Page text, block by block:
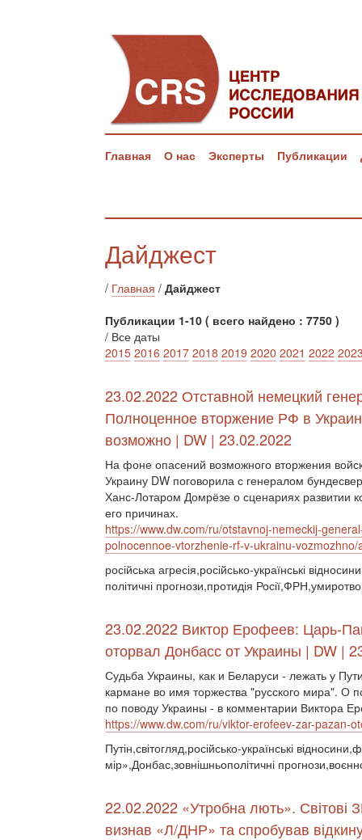
Главная О нас Эксперты Публикации
Дайджест
/ Главная / Дайджест
Публикации 1-10 ( всего найдено : 7750 )
/ Все даты
2015 2016 2017 2018 2019 2020 2021 2022
23.02.2022 Отставной немецкий
Полноценное вторжение РФ в
возможно | DW | 23.02.2022
На фоне опасений возможного вторжения
Украину DW поговорила с генералом
Ханс-Лотаром Домрёзе о сценариях развитии
его причинах.
https://www.dw.com/ru/otstavnoj-nemeckij-
polnocennoe-vtorzhenie-rf-v-ukrainu-
російська агресія,російсько-українські
політичні прогнози,протидія
23.02.2022 Виктор Ерофеев: Царь-
оторвал Донбасс от Украины | DW |
Судьба Украины, как и Беларуси - лежать у
кармане во имя торжества "русского мира". О
по поводу Украины - в комментарии Виктора
https://www.dw.com/ru/viktor-erofeev-zar-pazan-
Путін,світогляд,російсько-українські
мір»,Донбас,зовнішньополітичні
22.02.2022 «Утробна лють». Світові
визнав «Л/ДНР» та спробував